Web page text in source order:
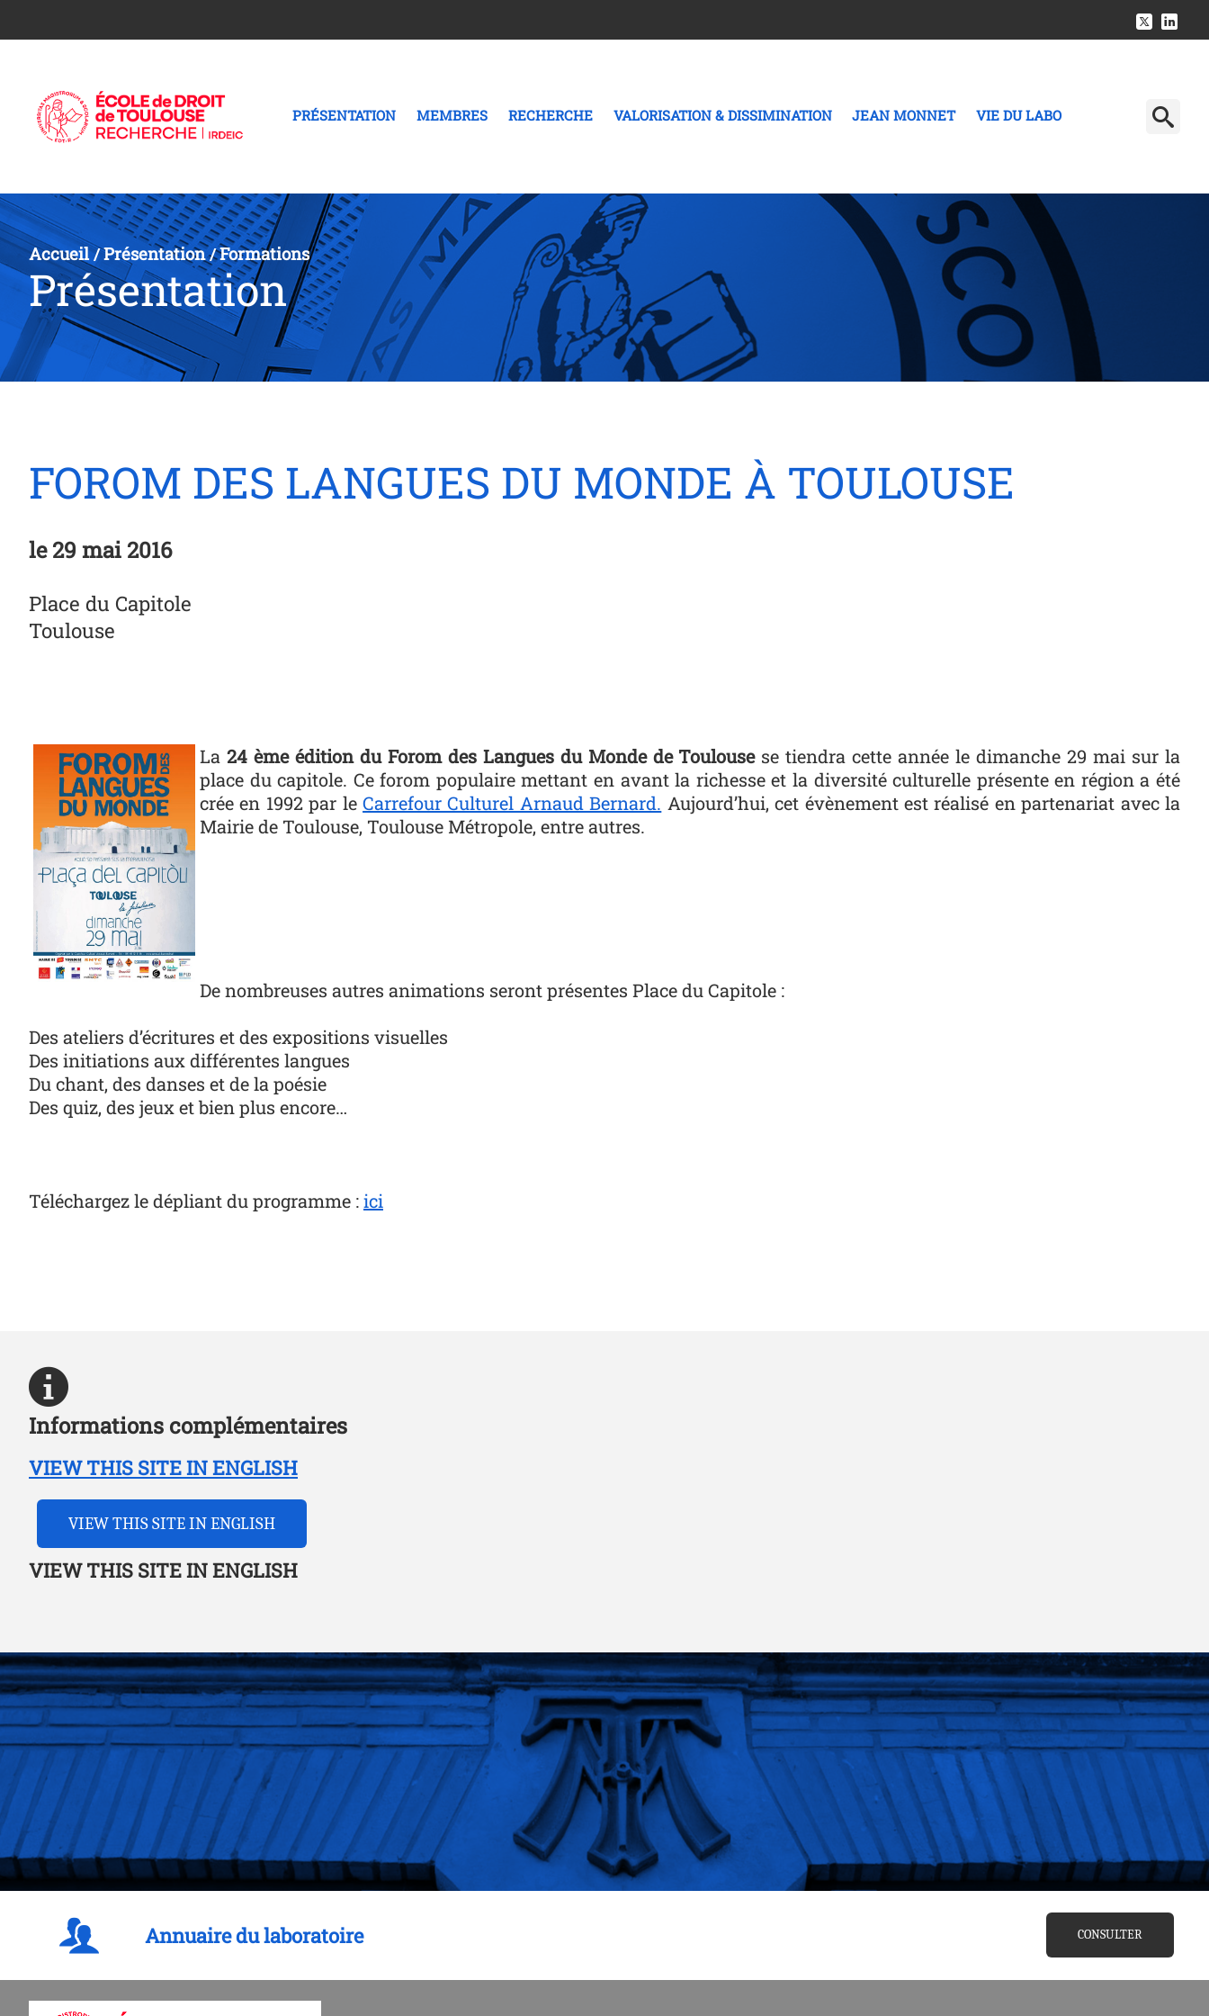
PRÉSENTATION MEMBRES RECHERCHE VALORISATION & DISSIMINATION JEAN MONNET VIE DU LABO
Accueil/Présentation/Formations
Présentation
FOROM DES LANGUES DU MONDE À TOULOUSE
le29 mai 2016
Place du Capitole
Toulouse
Photo
La 24 ème édition du Forom des Langues du Monde de Toulousese tiendra cette année le dimanche 29 mai sur la
place du capitole. Ce forom populaire mettant en avant la richesse et la diversité culturelle présente en région a été
crée en 1992 par leCarrefour Culturel Arnaud Bernard. Aujourd’hui, cet évènement est réalisé en partenariat avec la
Mairie de Toulouse, Toulouse Métropole, entre autres.
De nombreuses autres animations seront présentes Place du Capitole :
Des ateliers d’écritures et des expositions visuelles
Des initiations aux différentes langues
Du chant, des danses et de la poésie
Des quiz, des jeux et bien plus encore…
Téléchargez le dépliant du programme :ici
Informations complémentaires
VIEW THIS SITE IN ENGLISH
VIEW THIS SITE IN ENGLISH
VIEW THIS SITE IN ENGLISH
Annuaire du laboratoire CONSULTER